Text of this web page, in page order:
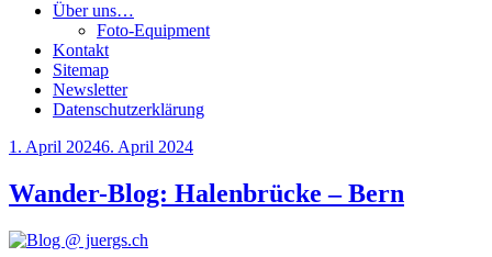
Über uns…
Foto-Equipment
Kontakt
Sitemap
Newsletter
Datenschutzerklärung
Veröffentlicht
1. April 20246. April 2024
Wander-Blog: Halenbrücke – Bern